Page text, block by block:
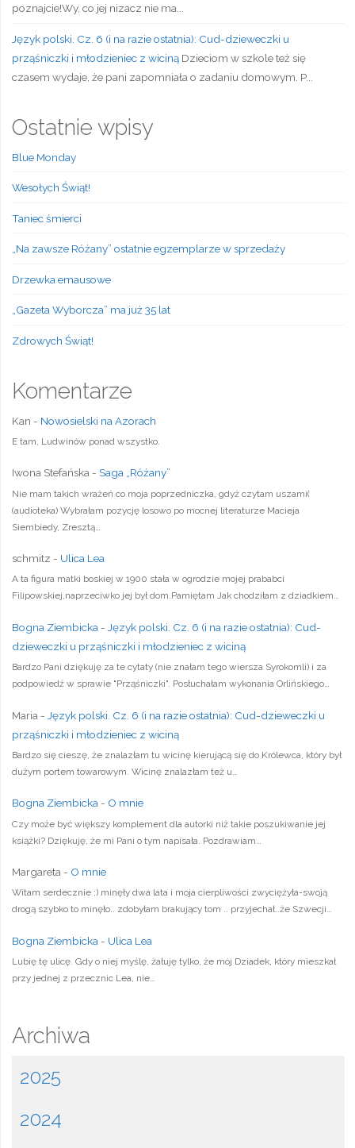
poznajcie!Wy, co jej nizacz nie ma...
Język polski. Cz. 6 (i na razie ostatnia): Cud-dzieweczki u
prząśniczki i młodzieniec z wiciną Dzieciom w szkole też się
czasem wydaje, że pani zapomniała o zadaniu domowym. P...
Ostatnie wpisy
Blue Monday
Wesołych Świąt!
Taniec śmierci
„Na zawsze Różany” ostatnie egzemplarze w sprzedaży
Drzewka emausowe
„Gazeta Wyborcza” ma już 35 lat
Zdrowych Świąt!
Komentarze
Kan - Nowosielski na Azorach
E tam, Ludwinów ponad wszystko.
Iwona Stefańska- Saga „Różany”
Nie mam takich wrażeń co moja poprzedniczka, gdyż czytam uszami(
(audioteka) Wybrałam pozycję losowo po mocnej literaturze Macieja
Siembiedy, Zresztą…
schmitz - Ulica Lea
A ta figura matki boskiej w 1900 stała w ogrodzie mojej prababci
Filipowskiej,naprzeciwko jej był dom.Pamiętam Jak chodziłam z dziadkiem…
Bogna Ziembicka - Język polski. Cz. 6 (i na razie ostatnia): Cud-
dzieweczki u prząśniczki i młodzieniec z wiciną
Bardzo Pani dziękuję za te cytaty (nie znałam tego wiersza Syrokomli) i za
podpowiedź w sprawie "Prząśniczki". Posłuchałam wykonania Orlińskiego…
Maria - Język polski. Cz. 6 (i na razie ostatnia): Cud-dzieweczki u
prząśniczki i młodzieniec z wiciną
Bardzo się cieszę, że znalazłam tu wicinę kierującą się do Królewca, który był
dużym portem towarowym. Wicinę znalazłam też u…
Bogna Ziembicka- O mnie
Czy może być większy komplement dla autorki niż takie poszukiwanie jej
książki? Dziękuję, że mi Pani o tym napisała. Pozdrawiam…
Margareta - O mnie
Witam serdecznie ;) minęły dwa lata i moja cierpliwości zwyciężyła-swoją
drogą szybko to minęło.. zdobyłam brakujący tom .. przyjechał..że Szwecji…
Bogna Ziembicka - Ulica Lea
Lubię tę ulicę. Gdy o niej myślę, żałuję tylko, że mój Dziadek, który mieszkał
przy jednej z przecznic Lea, nie…
Archiwa
2025
2024